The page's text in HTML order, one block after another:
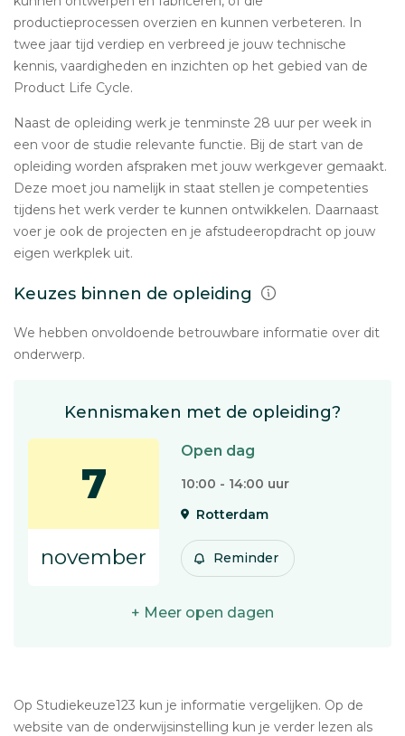
productieprocessen overzien en kunnen verbeteren. In
twee jaar tijd verdiep en verbreed je jouw technische
kennis, vaardigheden en inzichten op het gebied van de
Product Life Cycle.
Naast de opleiding werk je tenminste 28 uur per week in
een voor de studie relevante functie. Bij de start van de
opleiding worden afspraken met jouw werkgever gemaakt.
Deze moet jou namelijk in staat stellen je competenties
tijdens het werk verder te kunnen ontwikkelen. Daarnaast
voer je ook de projecten en je afstudeeropdracht op jouw
eigen werkplek uit.
Keuzes binnen de opleiding
We hebben onvoldoende betrouwbare informatie over dit
onderwerp.
Kennismaken met de opleiding?
7
november
Open dag
10:00 - 14:00 uur
Rotterdam
Reminder
+ Meer open dagen
Op Studiekeuze123 kun je informatie vergelijken. Op de
website van de onderwijsinstelling kun je verder lezen als